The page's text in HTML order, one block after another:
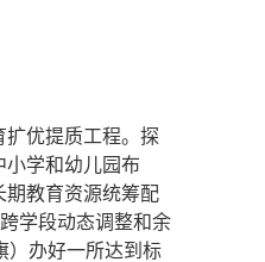
扩优提质工程。探
小学和幼儿园布
期教育资源统筹配
学段动态调整和余
）办好一所达到标